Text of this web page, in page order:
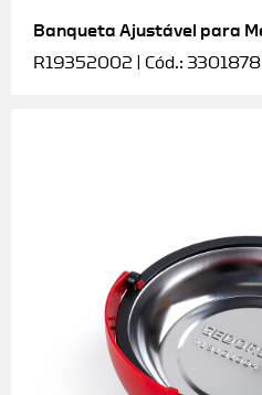
Banqueta Ajustável para
R19352002 | Cód.: 3301878